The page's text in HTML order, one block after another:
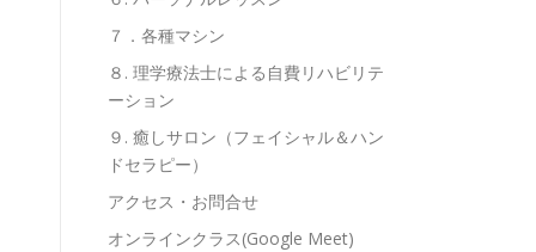
７．各種マシン
８. 理学療法士による自費リハビリテ
ーション
９. 癒しサロン（フェイシャル＆ハン
ドセラピー）
アクセス・お問合せ
オンラインクラス(Google Meet)